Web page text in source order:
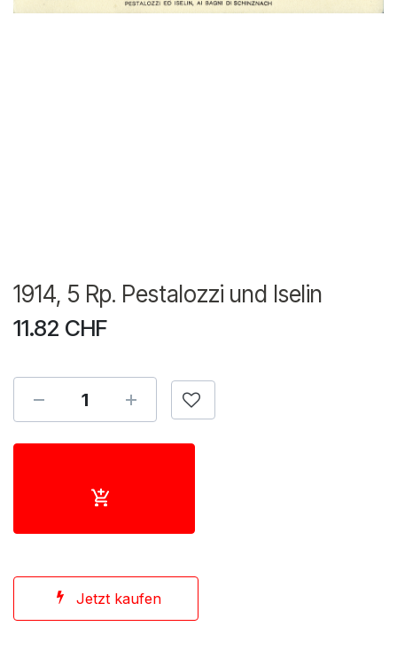
1914, 5 Rp. Pestalozzi und Iselin
11.82 CHF
Jetzt kaufen